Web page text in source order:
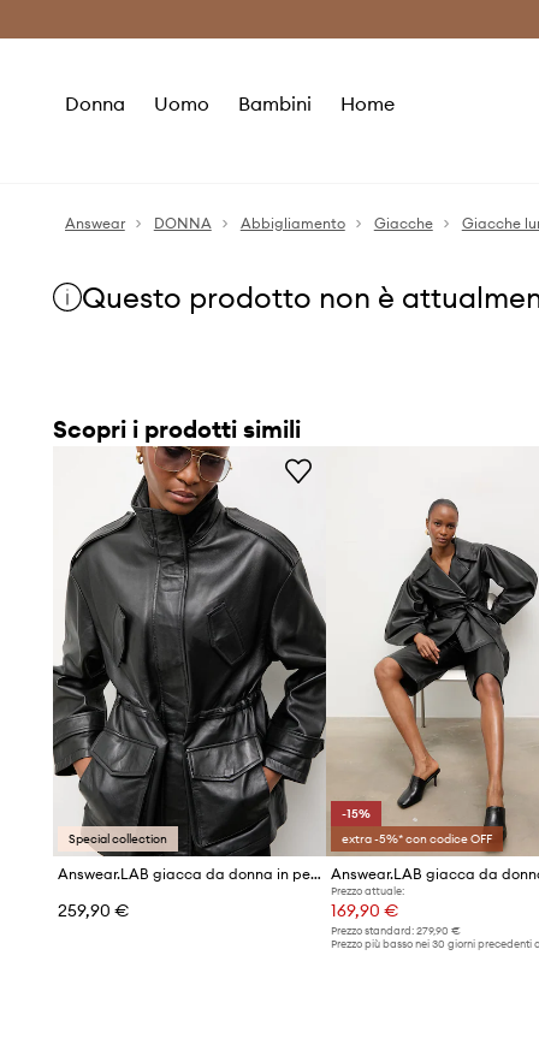
Risparmia
Donna Uomo Bambini Home
Answear DONNA Abbigliamento Giacche Giacche
Questo prodotto non è
Scopri i prodotti simili
Special collection
Answear.LAB giacca da donna in pelle ZEYA dalla collezione Unscripted
259,90 €
-15%
extra -5%* con codice OFF
Prezzo attuale:
169,90 €
Prezzo standard:279,90 €
Prezzo più basso nei 30 giorni precedenti